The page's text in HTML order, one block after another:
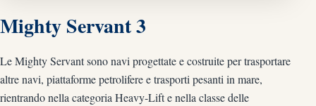
Mighty Servant 3
Le Mighty Servant sono navi progettate e costruite per trasportare
altre navi, piattaforme petrolifere e trasporti pesanti in mare,
rientrando nella categoria Heavy-Lift e nella classe delle